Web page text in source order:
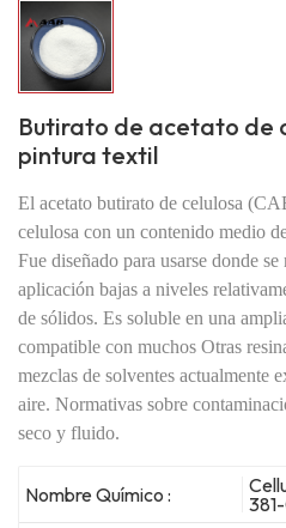
Butirato de acetato de
pintura textil
El acetato butirato de celulosa
celulosa con un contenido medio
Fue diseñado para usarse donde
aplicación bajas a niveles
de sólidos. Es soluble en una
compatible con muchos Otras
mezclas de solventes actualmente
aire. Normativas sobre
seco y fluido.
Nombre Químico :